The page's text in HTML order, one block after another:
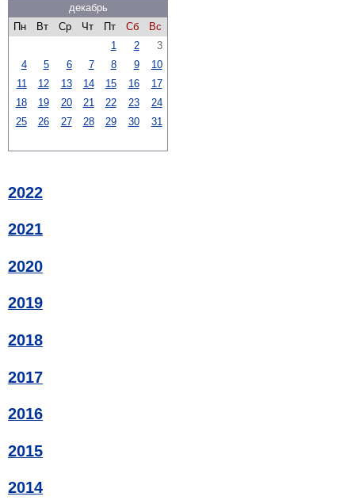
декабрь
Пн
Вт Ср Чт Пт Сб
Вс
1
2
3
4
5 6 7 8 9
10
11
12 13 14 15 16
17
18
19 20 21 22 23
24
25
26 27 28 29 30 31
2022
2021
2020
2019
2018
2017
2016
2015
2014